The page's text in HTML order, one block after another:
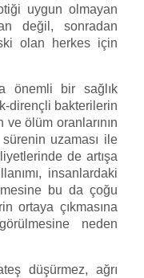
uygun olmayan
değil, sonradan
olan herkes için
önemli bir sağlık
dirençli bakterilerin
ve ölüm oranlarının
uzaması ile
de artışa
insanlardaki
bu da çoğu
ortaya çıkmasına
neden
düşürmez, ağrı